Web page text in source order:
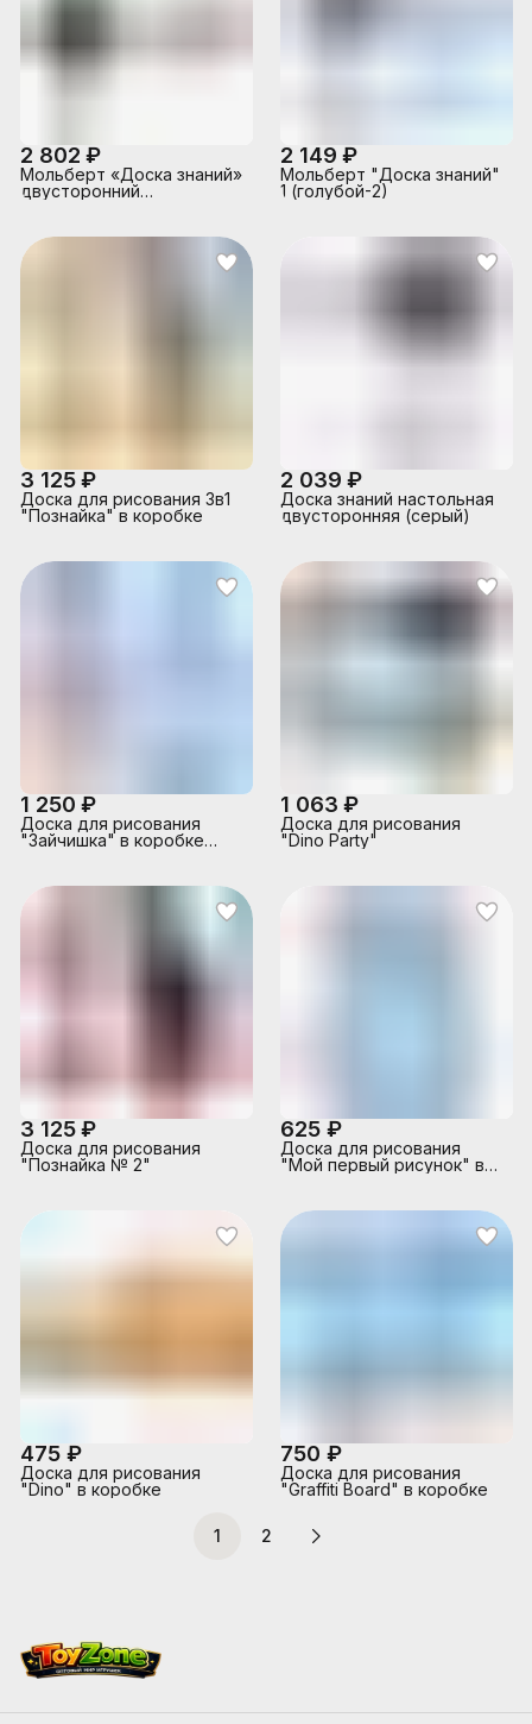
2 802 ₽
Мольберт «Доска знаний»
двусторонний
2 149 ₽
Мольберт "Доска знаний"
1 (голубой-2)
3 125 ₽
Доска для рисования 3в1
"Познайка" в коробке
2 039 ₽
Доска знаний настольная
двусторонняя (серый)
1 250 ₽
Доска для рисования
"Зайчишка" в коробке
1 063 ₽
Доска для рисования
"Dino Party"
3 125 ₽
Доска для рисования
"Познайка № 2"
625 ₽
Доска для рисования
"Мой первый рисунок" в
475 ₽
Доска для рисования
"Dino" в коробке
750 ₽
Доска для рисования
"Graffiti Board" в коробке
1 2